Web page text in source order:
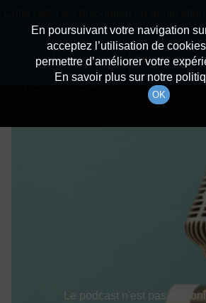
Détails De L'épisode
à 12h59
En poursuivant votre navigation
acceptez l’utilisation de
permettre d’améliorer votre
En savoir plus sur notre
OK
dessous pour
Non merci Télécharger
Le podcast n'est pas